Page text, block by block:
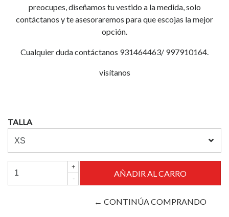
preocupes, diseñamos tu vestido a la medida, solo
contáctanos y te asesoraremos para que escojas la mejor
opción.
Cualquier duda contáctanos 931464463/ 997910164.
visítanos
TALLA
+
-
← CONTINÚA COMPRANDO